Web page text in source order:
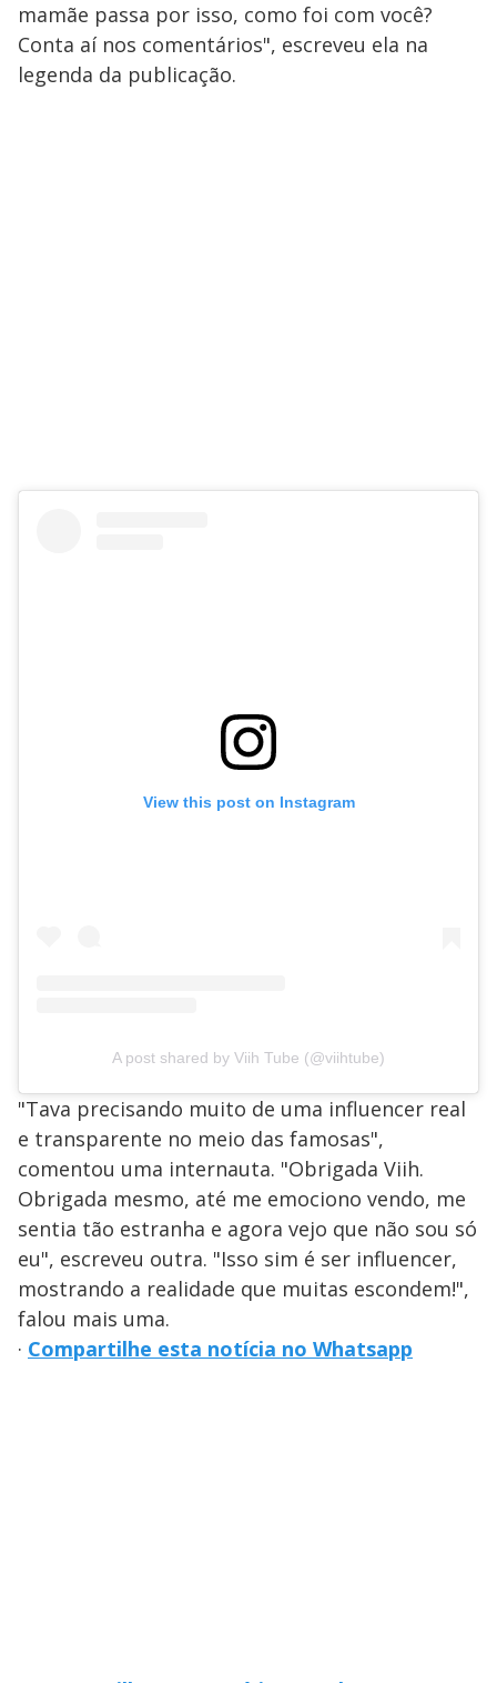
mamãe passa por isso, como foi com você?
Conta aí nos comentários", escreveu ela na
legenda da publicação.
View this post on Instagram
A post shared by Viih Tube (@viihtube)
"Tava precisando muito de uma influencer real
e transparente no meio das famosas",
comentou uma internauta. "Obrigada Viih.
Obrigada mesmo, até me emociono vendo, me
sentia tão estranha e agora vejo que não sou só
eu", escreveu outra. "Isso sim é ser influencer,
mostrando a realidade que muitas escondem!",
falou mais uma.
· Compartilhe esta notícia no Whatsapp